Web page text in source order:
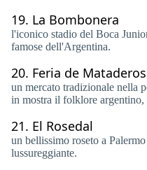
19. La Bombonera
l'iconico stadio del Boca
famose dell'Argentina.
20. Feria de Mataderos
un mercato tradizionale nella
in mostra il folklore
21. El Rosedal
un bellissimo roseto a
lussureggiante.